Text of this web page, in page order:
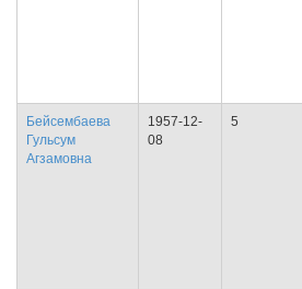
Бейсембаева
Гульсум
Агзамовна
1957-12-
08
5